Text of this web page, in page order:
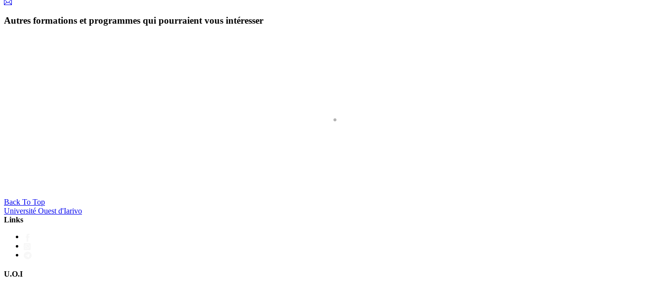
Autres formations et programmes qui pourraient vous intéresser
Back To Top
Université Ouest d'Iarivo
Links
U.O.I